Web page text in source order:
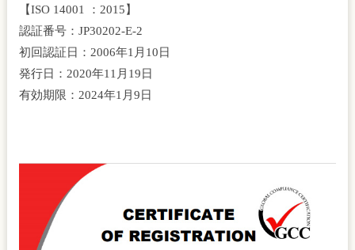
【ISO 14001 ：2015】
認証番号：JP30202-E-2
初回認証日：2006年1月10日
発行日：2020年11月19日
有効期限：2024年1月9日